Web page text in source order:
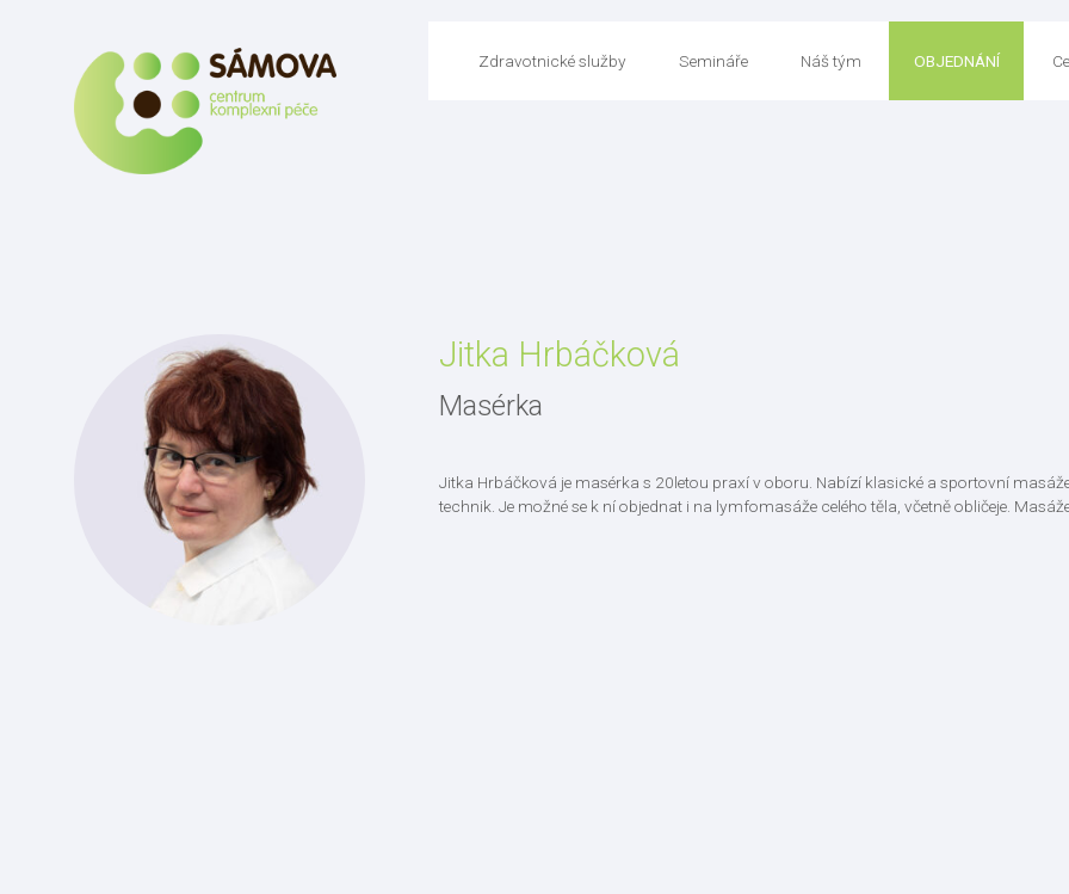
Zdravotnické služby Semináře Náš tým OBJEDNÁNÍ
Jitka Hrbáčková
Masérka
Jitka Hrbáčková je masérka s 20letou praxí v oboru. Nabízí klasické a sportovní
technik. Je možné se k ní objednat i na lymfomasáže celého těla, včetně obličeje.